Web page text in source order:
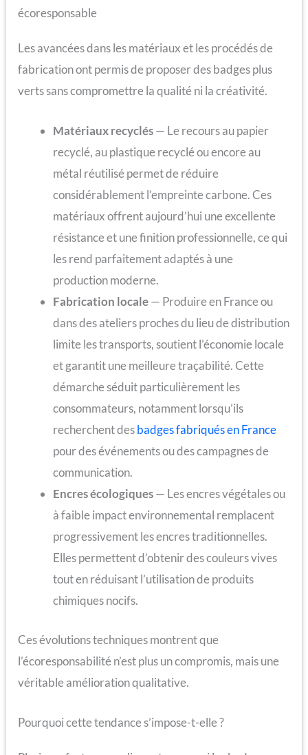
écoresponsable
Les avancées dans les matériaux et les procédés de
fabrication ont permis de proposer des badges plus
verts sans compromettre la qualité ni la créativité.
Matériaux recyclés— Le recours au papier
recyclé, au plastique recyclé ou encore au
métal réutilisé permet de réduire
considérablement l’empreinte carbone. Ces
matériaux offrent aujourd’hui une excellente
résistance et une finition professionnelle, ce qui
les rend parfaitement adaptés à une
production moderne.
Fabrication locale— Produire en France ou
dans des ateliers proches du lieu de distribution
limite les transports, soutient l’économie locale
et garantit une meilleure traçabilité. Cette
démarche séduit particulièrement les
consommateurs, notamment lorsqu’ils
recherchent desbadges fabriqués en France
pour des événements ou des campagnes de
communication.
Encres écologiques— Les encres végétales ou
à faible impact environnemental remplacent
progressivement les encres traditionnelles.
Elles permettent d’obtenir des couleurs vives
tout en réduisant l’utilisation de produits
chimiques nocifs.
Ces évolutions techniques montrent que
l’écoresponsabilité n’est plus un compromis, mais une
véritable amélioration qualitative.
Pourquoi cette tendance s’impose-t-elle ?